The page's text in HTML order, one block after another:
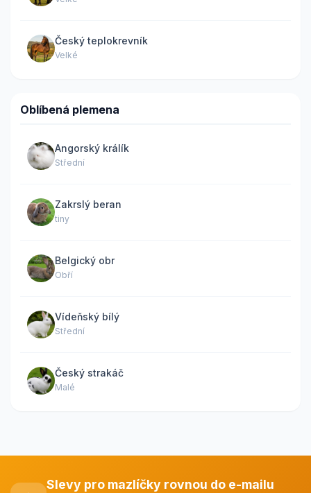
Český teplokrevník
Velké
Oblíbená plemena
Angorský králík
Střední
Zakrslý beran
tiny
Belgický obr
Obří
Vídeňský bílý
Střední
Český strakáč
Malé
Slevy pro mazlíčky rovnou do e-mailu